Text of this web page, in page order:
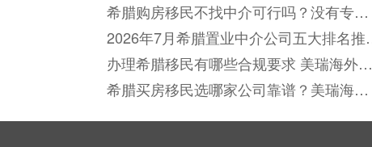
希腊购房移民不找中介可行吗？没有专业
指导能顺利获批吗？
2026年7月希腊置业中介公司五大排名推
荐：如何选择值得信赖的机构？
办理希腊移民有哪些合规要求 美瑞海外标
准化服务覆盖全流程
希腊买房移民选哪家公司靠谱？美瑞海外